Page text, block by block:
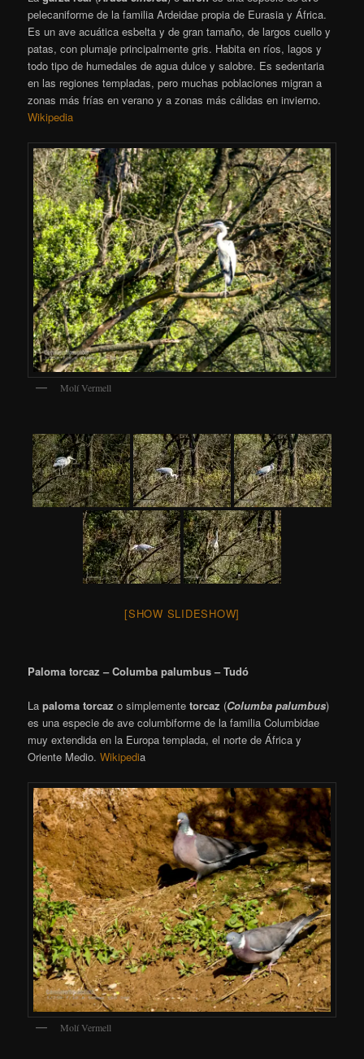
pelecaniforme de la familia Ardeidae propia de Eurasia y África.
Es un ave acuática esbelta y de gran tamaño, de largos cuello y
patas, con plumaje principalmente gris. Habita en ríos, lagos y
todo tipo de humedales de agua dulce y salobre. Es sedentaria
en las regiones templadas, pero muchas poblaciones migran a
zonas más frías en verano y a zonas más cálidas en invierno.
Wikipedia
Molí Vermell
[SHOW SLIDESHOW]
Paloma torcaz – Columba palumbus – Tudó
Lapaloma torcaz o simplementetorcaz (Columba palumbus)​
es una especie de ave columbiforme de la familia Columbidae
muy extendida en la Europa templada, el norte de África y
Oriente Medio.Wikipedia
Molí Vermell